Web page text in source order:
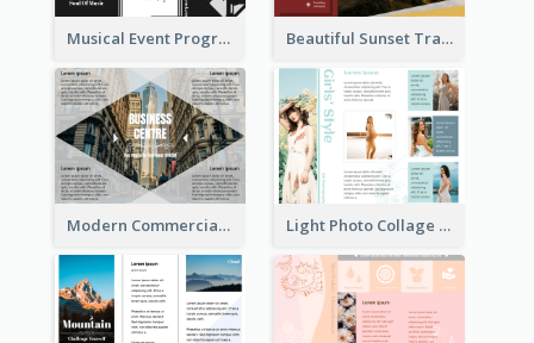
Musical Event Program Tri Fold Brochure Beautiful Sunset Travel Brochure
Modern Commercial Real Estate Brochure Light Photo Collage Tri Fold Brochure